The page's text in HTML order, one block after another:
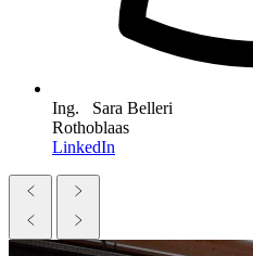
Ing. Sara Belleri
Rothoblaas
LinkedIn